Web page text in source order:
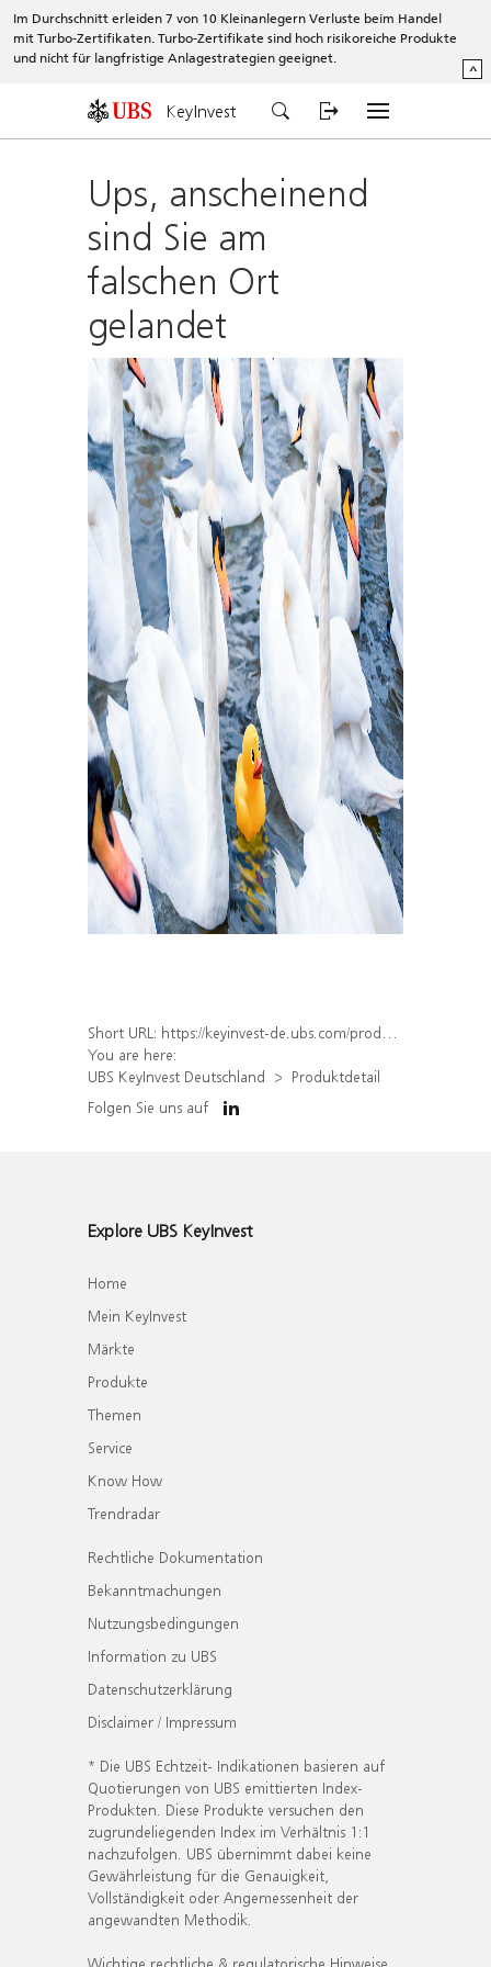
Im Durchschnitt erleiden 7 von 10 Kleinanlegern Verluste beim Handel
mit Turbo-Zertifikaten. Turbo-Zertifikate sind hoch risikoreiche Produkte
und nicht für langfristige Anlagestrategien geeignet.
^
KeyInvest
Ups, anscheinend
sind Sie am
falschen Ort
gelandet
Short URL: https://keyinvest-de.ubs.com/produkt/detail/index/isin/DE000WA4SUS5
You are here:
UBS KeyInvest Deutschland
Produktdetail
Folgen Sie uns auf
Explore UBS KeyInvest
Home
Mein KeyInvest
Märkte
Produkte
Themen
Service
Know How
Trendradar
Rechtliche Dokumentation
Bekanntmachungen
Nutzungsbedingungen
Information zu UBS
Datenschutzerklärung
Disclaimer / Impressum
* Die UBS Echtzeit- Indikationen basieren auf
Quotierungen von UBS emittierten Index-
Produkten. Diese Produkte versuchen den
zugrundeliegenden Index im Verhältnis 1:1
nachzufolgen. UBS übernimmt dabei keine
Gewährleistung für die Genauigkeit,
Vollständigkeit oder Angemessenheit der
angewandten Methodik.